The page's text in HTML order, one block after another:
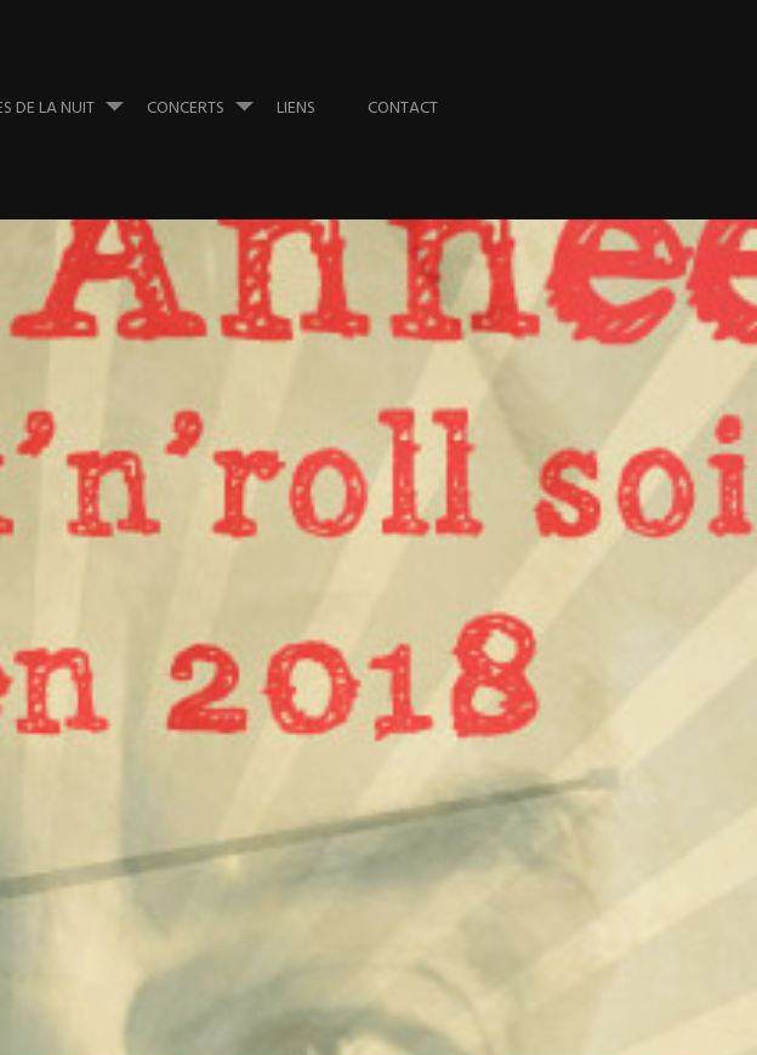
DE LA NUIT CONCERTS LIENS CONTACT